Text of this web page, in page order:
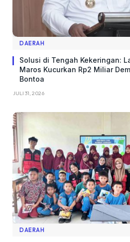
DAERAH
Solusi di Tengah Kekeringan:
Maros Kucurkan Rp2 Miliar
Bontoa
JULI 31, 2026
DAERAH